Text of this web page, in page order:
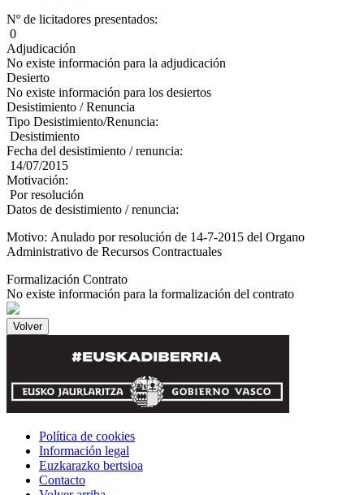
Nº de licitadores presentados:
0
Adjudicación
No existe información para la adjudicación
Desierto
No existe información para los desiertos
Desistimiento / Renuncia
Tipo Desistimiento/Renuncia:
Desistimiento
Fecha del desistimiento / renuncia:
14/07/2015
Motivación:
Por resolución
Datos de desistimiento / renuncia:
Motivo: Anulado por resolución de 14-7-2015 del Organo
Administrativo de Recursos Contractuales
Formalización Contrato
No existe información para la formalización del contrato
Política de cookies
Información legal
Euzkarazko bertsioa
Contacto